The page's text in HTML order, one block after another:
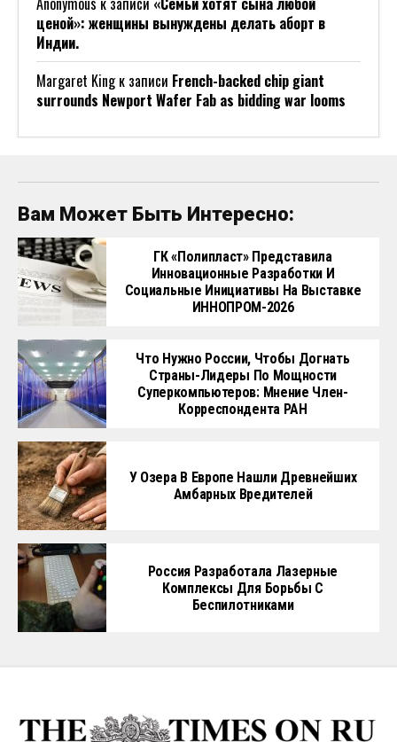
ценой»: женщины вынуждены делать аборт в
Индии.
Margaret Kingк записи French-backed chip giant
surrounds Newport Wafer Fab as bidding war looms
Вам Может Быть Интересно:
ГК «Полипласт» Представила
Инновационные Разработки И
Социальные Инициативы На Выставке
ИННОПРОМ-2026
Что Нужно России, Чтобы Догнать
Страны-Лидеры По Мощности
Суперкомпьютеров: Мнение Член-
Корреспондента РАН
У Озера В Европе Нашли Древнейших
Амбарных Вредителей
Россия Разработала Лазерные
Комплексы Для Борьбы С
Беспилотниками